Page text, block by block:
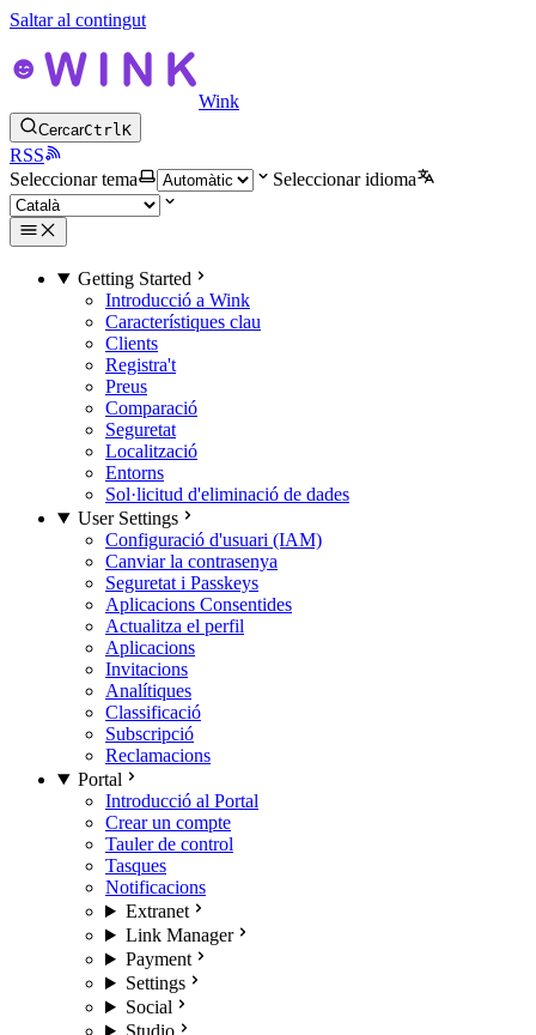
Saltar al contingut
Wink
CercarCtrlK
RSS
Seleccionar tema
Seleccionar idioma
Getting Started
Introducció a Wink
Característiques clau
Clients
Registra't
Preus
Comparació
Seguretat
Localització
Entorns
Sol·licitud d'eliminació de dades
User Settings
Configuració d'usuari (IAM)
Canviar la contrasenya
Seguretat i Passkeys
Aplicacions Consentides
Actualitza el perfil
Aplicacions
Invitacions
Analítiques
Classificació
Subscripció
Reclamacions
Portal
Introducció al Portal
Crear un compte
Tauler de control
Tasques
Notificacions
Extranet
Link Manager
Payment
Settings
Social
Studio